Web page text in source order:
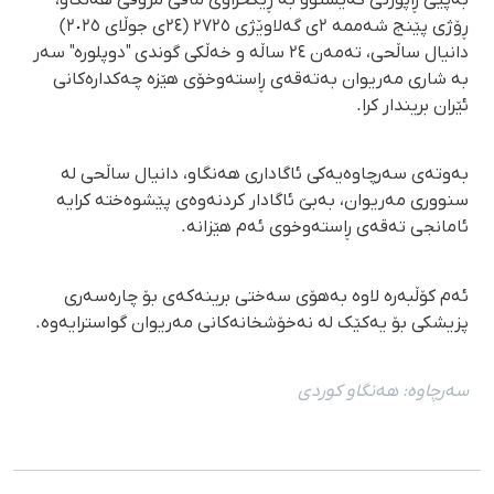
ڕۆژی پێنج شەممە ٢ی گەلاوێژی ٢٧٢٥ (٢٤ی جوڵای ٢٠٢٥)
دانیال ساڵحی، تەمەن ٢٤ ساڵە و خەڵکی گوندی "دوپلورە" سەر
بە شاری مەریوان بەتەقەی ڕاستەوخۆی هێزە چەکدارەکانی
ئێران بریندار کرا.
بەوتەی سەرچاوەیەکی ئاگاداری هەنگاو، دانیال ساڵحی لە
سنووری مەریوان، بەبێ ئاگادار کردنەوەی پێشوەختە کرایە
ئامانجی تەقەی ڕاستەوخوی ئەم هێزانە.
ئەم کۆڵبەرە لاوە بەهۆی سەختی برینەکەی بۆ چارەسەری
پزیشکی بۆ یەکێک لە نەخۆشخانەکانی مەریوان گواسترایەوە.
سەرچاوە:هەنگاو كوردی